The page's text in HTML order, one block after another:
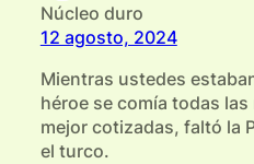
Núcleo duro
12 agosto, 2024
Mientras ustedes
héroe se comía todas
mejor cotizadas, faltó la
el turco.